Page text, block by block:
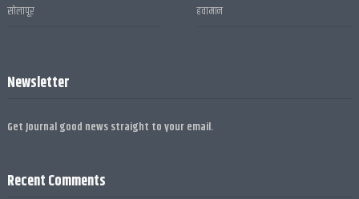
सोलापूर हवामान
Newsletter
Get Journal good news straight to your email.
Recent Comments